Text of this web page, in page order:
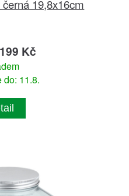
19,8x16cm
Kč
do: 11.8.